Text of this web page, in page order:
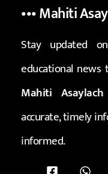
••• Mahiti
Stay updated
educational
Mahiti
accurate, timely
informed.